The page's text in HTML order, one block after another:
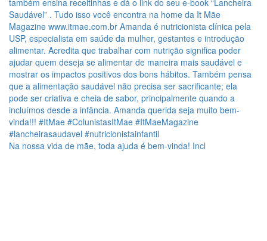
Na nossa vida de mãe, toda ajuda é bem-vinda! Incl